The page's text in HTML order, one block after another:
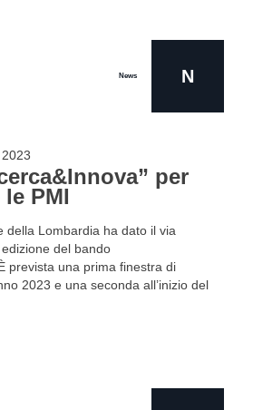
News N
per
PMI
della Lombardia ha dato il via
del bando
prevista una prima finestra di
2023 e una seconda all’inizio del